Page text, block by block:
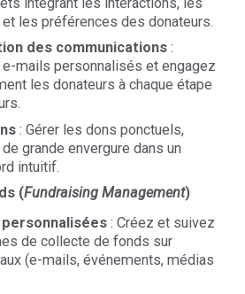
les préférences des donateurs.
des communications :
e-mails personnalisés et engagez
les donateurs à chaque étape
: Gérer les dons ponctuels,
grande envergure dans un
intuitif.
(Fundraising Management)
personnalisées : Créez et suivez
de collecte de fonds sur
(e-mails, événements, médias